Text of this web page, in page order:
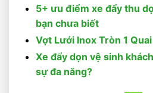
5+ ưu điểm xe đẩy thu
bạn chưa biết
Vợt Lưới Inox Tròn 1 Quai
Xe đẩy dọn vệ sinh
sự đa năng?